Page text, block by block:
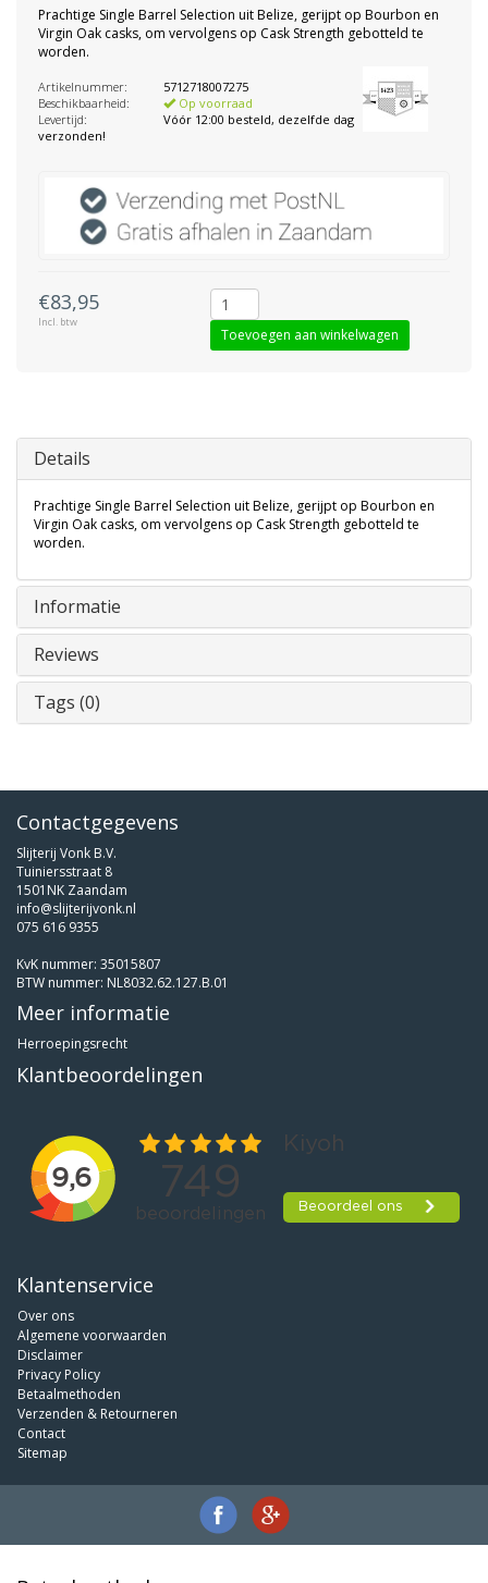
Prachtige Single Barrel Selection uit Belize, gerijpt op Bourbon en
Virgin Oak casks, om vervolgens op Cask Strength gebotteld te
worden.
Artikelnummer:
5712718007275
Beschikbaarheid:
Op voorraad
Levertijd:
Vóór 12:00 besteld, dezelfde dag
verzonden!
€83,95
Incl. btw
Toevoegen aan winkelwagen
Details
Prachtige Single Barrel Selection uit Belize, gerijpt op Bourbon en
Virgin Oak casks, om vervolgens op Cask Strength gebotteld te
worden.
Informatie
Reviews
Tags (0)
Contactgegevens
Slijterij Vonk B.V.
Tuiniersstraat 8
1501NK Zaandam
info@slijterijvonk.nl
075 616 9355
KvK nummer: 35015807
BTW nummer: NL8032.62.127.B.01
Meer informatie
Herroepingsrecht
Klantbeoordelingen
Klantenservice
Over ons
Algemene voorwaarden
Disclaimer
Privacy Policy
Betaalmethoden
Verzenden & Retourneren
Contact
Sitemap